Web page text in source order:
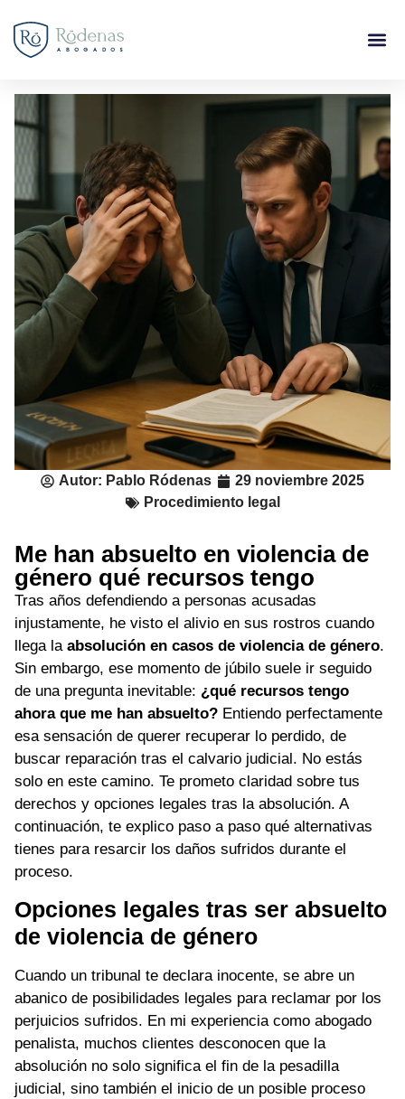
Autor: Pablo Ródenas
29 noviembre 2025
Procedimiento legal
Me han absuelto en violencia de
género qué recursos tengo
Tras años defendiendo a personas acusadas
injustamente, he visto el alivio en sus rostros cuando
llega la absolución en casos de violencia de género.
Sin embargo, ese momento de júbilo suele ir seguido
de una pregunta inevitable: ¿qué recursos tengo
ahora que me han absuelto? Entiendo perfectamente
esa sensación de querer recuperar lo perdido, de
buscar reparación tras el calvario judicial. No estás
solo en este camino. Te prometo claridad sobre tus
derechos y opciones legales tras la absolución. A
continuación, te explico paso a paso qué alternativas
tienes para resarcir los daños sufridos durante el
proceso.
Opciones legales tras ser absuelto
de violencia de género
Cuando un tribunal te declara inocente, se abre un
abanico de posibilidades legales para reclamar por los
perjuicios sufridos. En mi experiencia como abogado
penalista, muchos clientes desconocen que la
absolución no solo significa el fin de la pesadilla
judicial, sino también el inicio de un posible proceso